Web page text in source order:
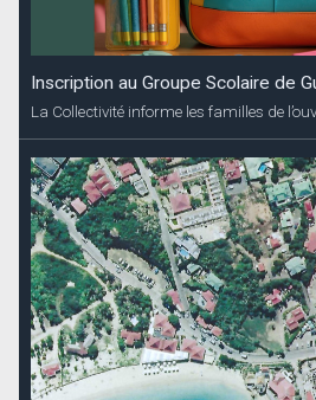
Inscription au Groupe Scolaire de
La Collectivité informe les familles de